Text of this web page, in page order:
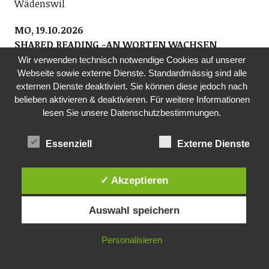
Wädenswil
MO, 19.10.2026
SHARED READING -AN WORTEN WACHSEN
Bibliothek Richterswil
Zusammen lassen wir uns von Geschichten und
Gedichten leiten und erleben eine Wirkung, die wohl
tut. Niemand muss reden. Wer möchte, darf lesen.
Wer zuhört, gehört bereits dazu. Teilnahme
www.bibliothek-richterswil.ch, www.wortwelten.ch
SCHOPFCLUB- JUGENDTREFF
Jugendarbeitende der beiden Kirchen sowie der
Am Freitagabend nichts vor? Der Schopfclub bietet
Wir verwenden technisch notwendige Cookies auf unserer
Webseite sowie externe Dienste. Standardmässig sind alle
externen Dienste deaktiviert. Sie können diese jedoch nach
belieben aktivieren & deaktivieren. Für weitere Informationen
lesen Sie unsere Datenschutzbestimmungen.
Essenziell Externe Dienste
✓ Akzeptieren
Auswahl speichern
Personalisieren